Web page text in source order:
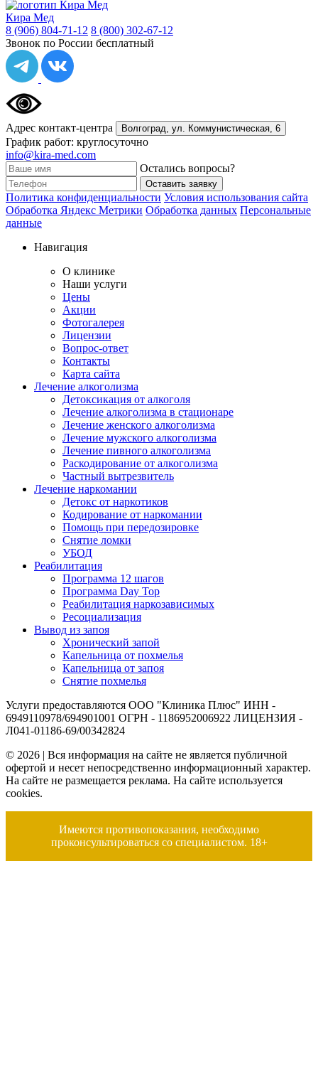
Кира Мед
8 (906) 804-71-12 8 (800) 302-67-12
Звонок по России бесплатный
Адрес контакт-центра Волгоград, ул. Коммунистическая, 6
График работ: круглосуточно
info@kira-med.com
Остались вопросы?
Оставить заявку
Политика конфиденциальности Условия использования сайта
Обработка Яндекс Метрики Обработка данных Персональные
данные
Навигация
О клинике
Наши услуги
Цены
Акции
Фотогалерея
Лицензии
Вопрос-ответ
Контакты
Карта сайта
Лечение алкоголизма
Детоксикация от алкоголя
Лечение алкоголизма в стационаре
Лечение женского алкоголизма
Лечение мужского алкоголизма
Лечение пивного алкоголизма
Раскодирование от алкоголизма
Частный вытрезвитель
Лечение наркомании
Детокс от наркотиков
Кодирование от наркомании
Помощь при передозировке
Снятие ломки
УБОД
Реабилитация
Программа 12 шагов
Программа Day Top
Реабилитация наркозависимых
Ресоциализация
Вывод из запоя
Хронический запой
Капельница от похмелья
Капельница от запоя
Снятие похмелья
Услуги предоставляются ООО "Клиника Плюс" ИНН -
6949110978/694901001 ОГРН - 1186952006922 ЛИЦЕНЗИЯ -
Л041-01186-69/00342824
© 2026 | Вся информация на сайте не является публичной
офертой и несет непосредственно информационный характер.
На сайте не размещается реклама. На сайте используется
cookies.
Имеются противопоказания, необходимо
проконсультироваться со специалистом. 18+